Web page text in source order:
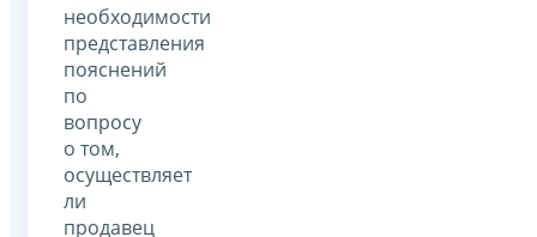
необходимости
представления
пояснений
по
вопросу
о том,
осуществляет
ли
продавец